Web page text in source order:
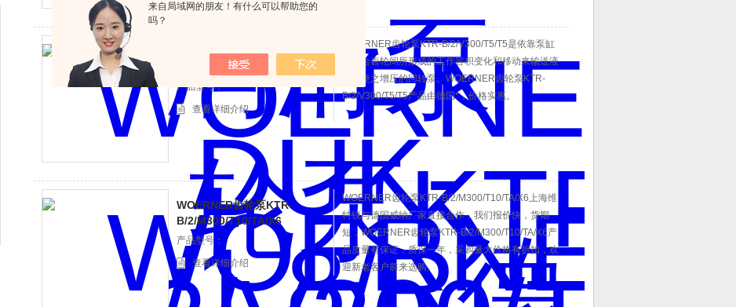
来自局域网的朋友！有什么可以帮助您的
吗？
WOERNER齿轮泵KTR-
B/2/V300/T5/T5产品参数
产品型号：
查看详细介绍
WOERNER齿轮泵KTR-B/2/V300/T5/T5是依靠泵缸
与啮合齿轮间所形成的工作容积变化和移动来输送液
体或使之增压的回转泵。WOERNER齿轮泵KTR-
B/2/V300/T5/T5产品由德国*，价格实惠。
WOERNER齿轮泵KTR-
B/2/M300/T10/TA/X6
产品型号：
查看详细介绍
WOERNER齿轮泵KTR-B/2/M300/T10/TA/X6上海维
特锐与德国威纳厂家直接合作，我们报价快，货期
短，WOERNER齿轮泵KTR-B/2/M300/T10/TA/X6产
品质量有保证，质保一年，采购量大价格有折扣，欢
迎新老客户前来选购。